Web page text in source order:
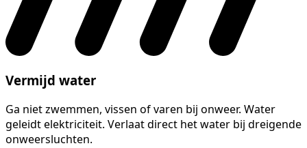
Vermijd water
Ga niet zwemmen, vissen of varen bij onweer. Water
geleidt elektriciteit. Verlaat direct het water bij dreigende
onweersluchten.